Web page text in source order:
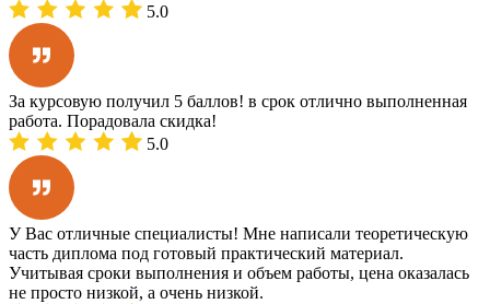
5.0
За курсовую получил 5 баллов! в срок отлично выполненная
работа. Порадовала скидка!
5.0
У Вас отличные специалисты! Мне написали теоретическую
часть диплома под готовый практический материал.
Учитывая сроки выполнения и объем работы, цена оказалась
не просто низкой, а очень низкой.